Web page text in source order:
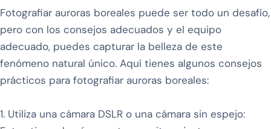
Fotografiar auroras boreales puede ser todo un desafío,
pero con los consejos adecuados y el equipo
adecuado, puedes capturar la belleza de este
fenómeno natural único. Aquí tienes algunos consejos
prácticos para fotografiar auroras boreales:
1. Utiliza una cámara DSLR o una cámara sin espejo: